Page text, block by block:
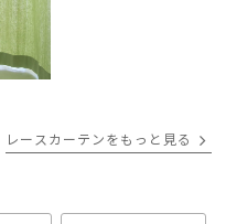
レースカーテンをもっと見る